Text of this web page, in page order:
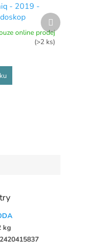
- 2019 -
Škoda - 53
online prodej
(>2 ks)
Další
produkt
kg